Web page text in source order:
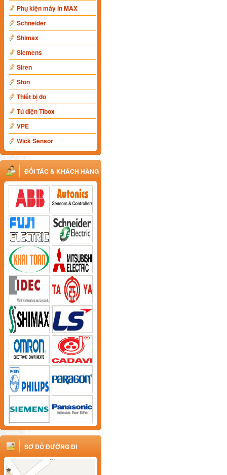
Phụ kiện máy in MAX
Schneider
Shimax
Siemens
Siren
Ston
Thiết bị đo
Tủ điện Tibox
VPE
Wick Sensor
ĐỐI TÁC & KHÁCH HÀNG
SƠ ĐỒ ĐƯỜNG ĐI